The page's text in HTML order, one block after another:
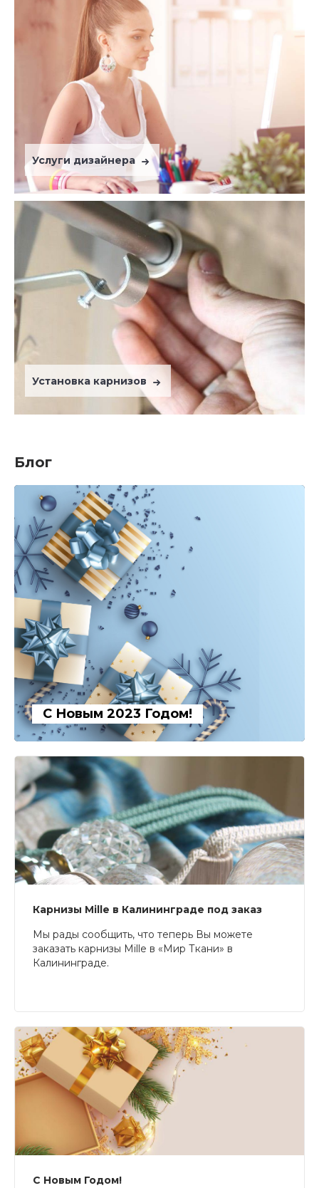
Услуги дизайнера
Установка карнизов
Блог
С Новым 2023 Годом!
Карнизы Mille в Калининграде под заказ
Мы рады сообщить, что теперь Вы можете
заказать карнизы Mille в «Мир Ткани» в
Калининграде.
С Новым Годом!